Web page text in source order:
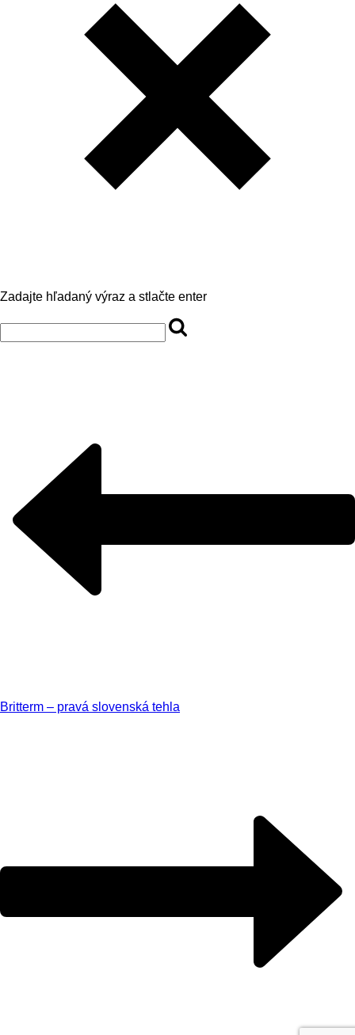
Zadajte hľadaný výraz a stlačte enter
Britterm – pravá slovenská tehla